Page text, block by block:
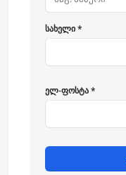
სახელი *
ელ-ფოსტა *